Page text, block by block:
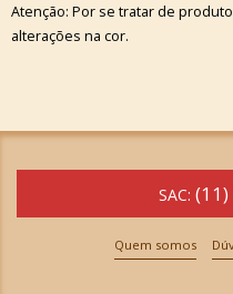
Atenção: Por se tratar de
alterações na cor.
SAC:
Quem somos